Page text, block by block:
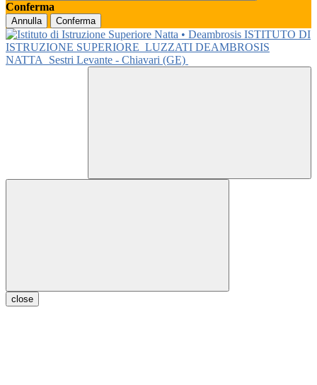
Conferma
Annulla Conferma
ISTITUTO DI
ISTRUZIONE SUPERIORE LUZZATI DEAMBROSIS
NATTA
Sestri Levante - Chiavari (GE)
close